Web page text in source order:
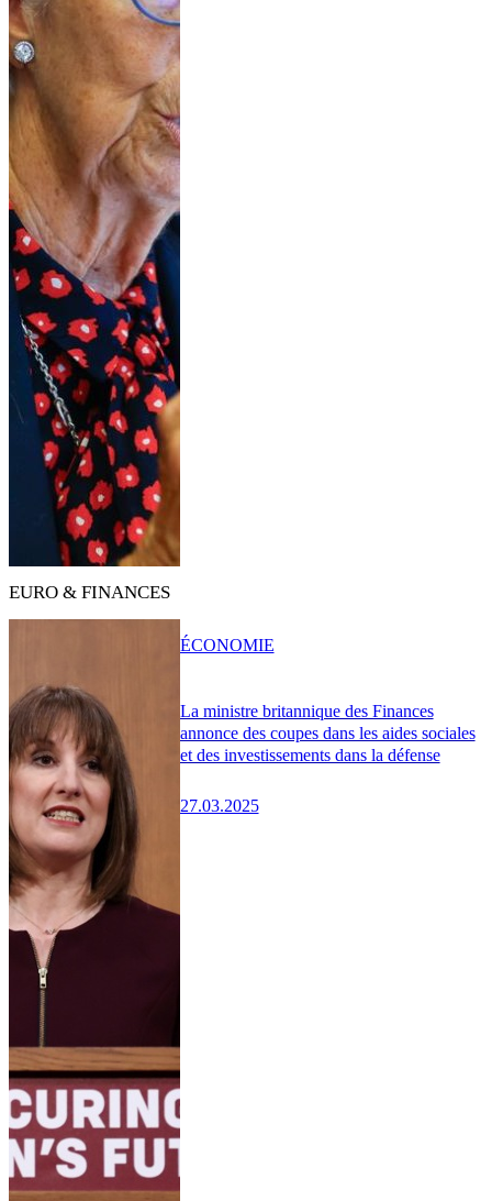
EURO & FINANCES
La ministre britannique des Finances
annonce des coupes dans les aides sociales
et des investissements dans la défense
27.03.2025
ÉCONOMIE